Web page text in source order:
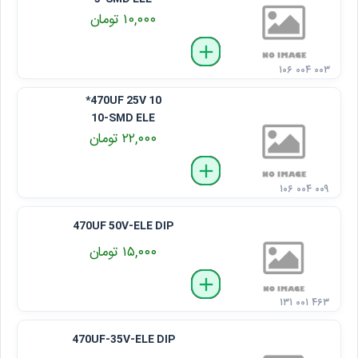
۱۰,۰۰۰ تومان
delete
remove
add
۱۰۶ ۰۰۴ ۰۰۳
470UF 25V 10*
10-SMD ELE
۲۲,۰۰۰ تومان
delete
remove
add
۱۰۶ ۰۰۴ ۰۰۹
470UF 50V-ELE DIP
۱۵,۰۰۰ تومان
delete
remove
add
۱۳۱ ۰۰۱ ۴۶۳
470UF-35V-ELE DIP